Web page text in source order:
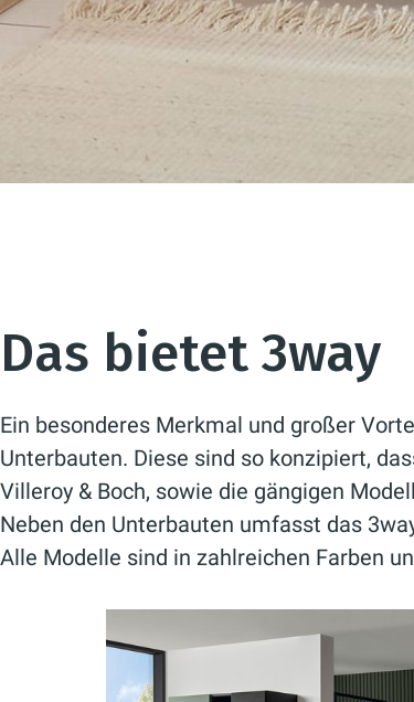
Das bietet 3way
Ein besonderes Merkmal und großer
Unterbauten. Diese sind so konzipiert,
Villeroy & Boch, sowie die gängigen
Neben den Unterbauten umfasst das
Alle Modelle sind in zahlreichen Farben